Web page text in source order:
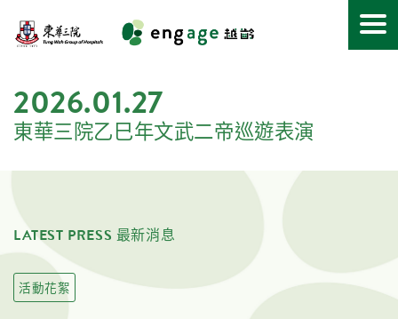
關於越齡
最新消息
活動空間
無伴奏樂隊
匯享空間
咖啡走動Coffee Express
2026.01.27
東華三院乙巳年文武二帝巡遊表演
LATEST PRESS 最新消息
活動花絮